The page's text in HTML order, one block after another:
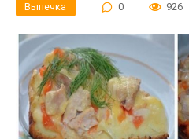
Выпечка 0 926